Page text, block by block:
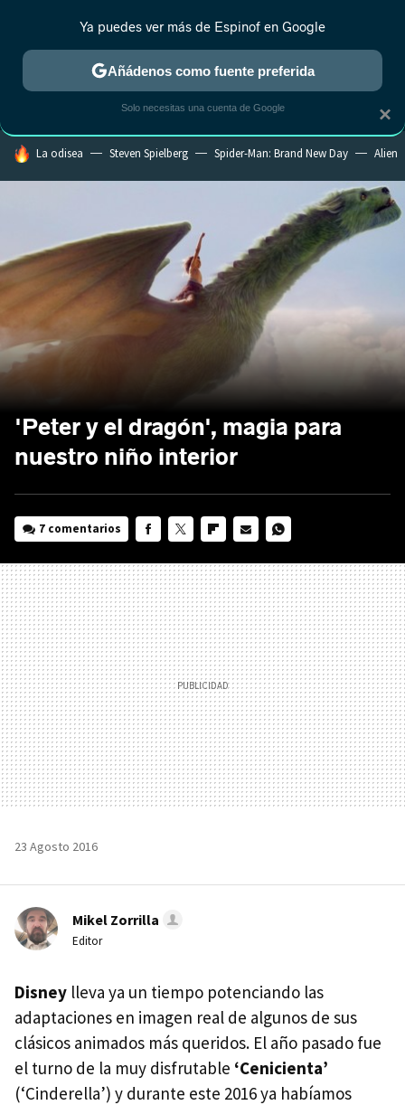
MENÚ NUEVO
ESTRENOS REALITY ANIME RANKINGS CINE
HOY SE HABLA DE
La odisea Steven Spielberg Spider-Man: Brand New Day Alien
'Peter y el dragón', magia para
nuestro niño interior
7 comentarios
MAIL
23 Agosto 2016
Mikel Zorrilla
Editor
Disney lleva ya un tiempo potenciando las
adaptaciones en imagen real de algunos de sus
clásicos animados más queridos. El año pasado fue
el turno de la muy disfrutable ‘Cenicienta’
(‘Cinderella’) y durante este 2016 ya habíamos
×
Ya puedes ver más de Espinof en Google
Añádenos como fuente preferida
Solo necesitas una cuenta de Google